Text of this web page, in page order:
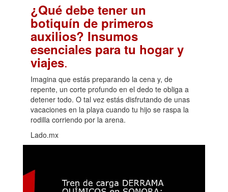
¿Qué debe tener un
botiquín de primeros
auxilios? Insumos
esenciales para tu hogar y
viajes.
Imagina que estás preparando la cena y, de
repente, un corte profundo en el dedo te obliga a
detener todo. O tal vez estás disfrutando de unas
vacaciones en la playa cuando tu hijo se raspa la
rodilla corriendo por la arena.
Lado.mx